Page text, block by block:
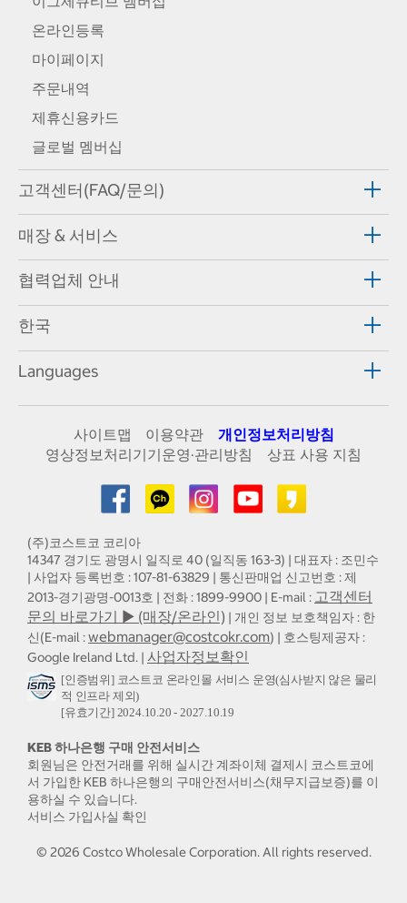
온라인등록
마이페이지
주문내역
제휴신용카드
글로벌 멤버십
고객센터(FAQ/문의)
매장 & 서비스
협력업체 안내
한국
Languages
사이트맵 이용약관
개인정보처리방침
영상정보처리기기운영·관리방침
상표 사용 지침
(주)코스트코 코리아
14347 경기도 광명시 일직로 40 (일직동 163-3) | 대표자 : 조민수
| 사업자 등록번호 : 107-81-63829 | 통신판매업 신고번호 : 제
2013-경기광명-0013호 | 전화 : 1899-9900 | E-mail : 고객센터
문의 바로가기 ▶ (매장/온라인) | 개인 정보 보호책임자 : 한
신(E-mail :webmanager@costcokr.com) | 호스팅제공자 :
Google Ireland Ltd. | 사업자정보확인
[인증범위] 코스트코 온라인몰 서비스 운영(심사받지 않은 물리
적 인프라 제외)
[유효기간] 2024.10.20 - 2027.10.19
KEB 하나은행 구매 안전서비스
회원님은 안전거래를 위해 실시간 계좌이체 결제시 코스트코에
서 가입한 KEB 하나은행의 구매안전서비스(채무지급보증)를 이
용하실 수 있습니다.
서비스 가입사실 확인
© 2026 Costco Wholesale Corporation.All rights reserved.